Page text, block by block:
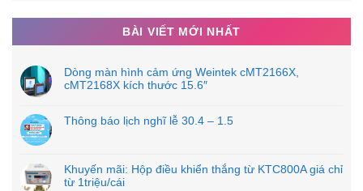
BÀI VIẾT MỚI NHẤT
Dòng màn hình cảm ứng Weintek cMT2166X,
cMT2168X kích thước 15.6″
Thông báo lịch nghĩ lễ 30.4 – 1.5
Khuyến mãi: Hộp điều khiển thắng từ KTC800A giá chỉ
từ 1triệu/cái